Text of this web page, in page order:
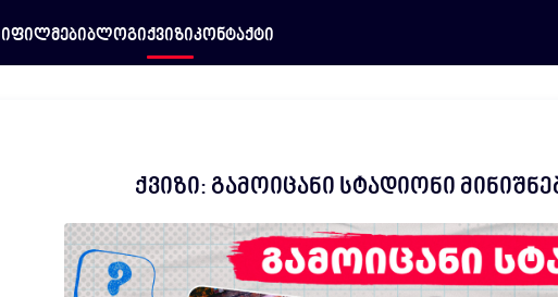
ფილმებიბლოგიქვიზიკონტაქტი
ქვიზი: გამოიცანი სტადიონი